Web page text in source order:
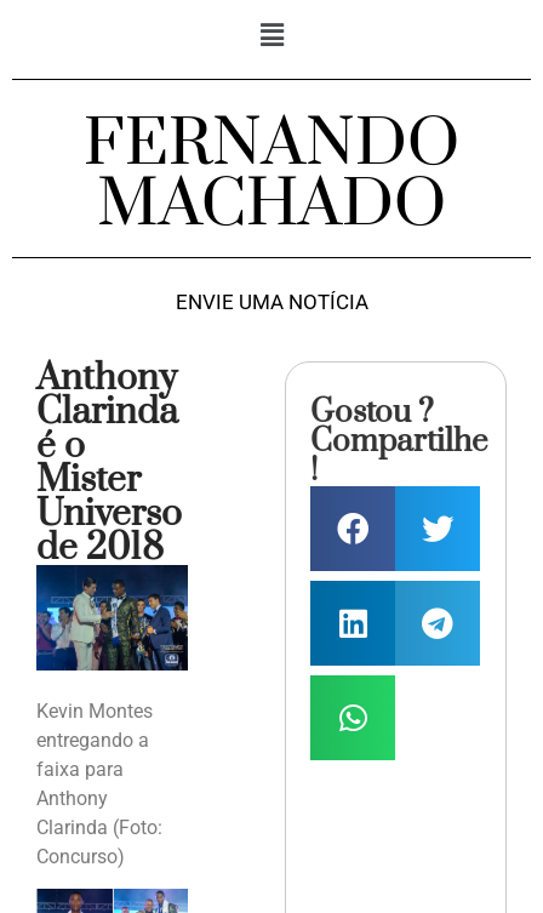
FERNANDO
MACHADO
ENVIE UMA NOTÍCIA
Anthony
Clarinda
é o
Mister
Universo
de 2018
Kevin Montes
entregando a
faixa para
Anthony
Clarinda (Foto:
Concurso)
Gostou ?
Compartilhe
!